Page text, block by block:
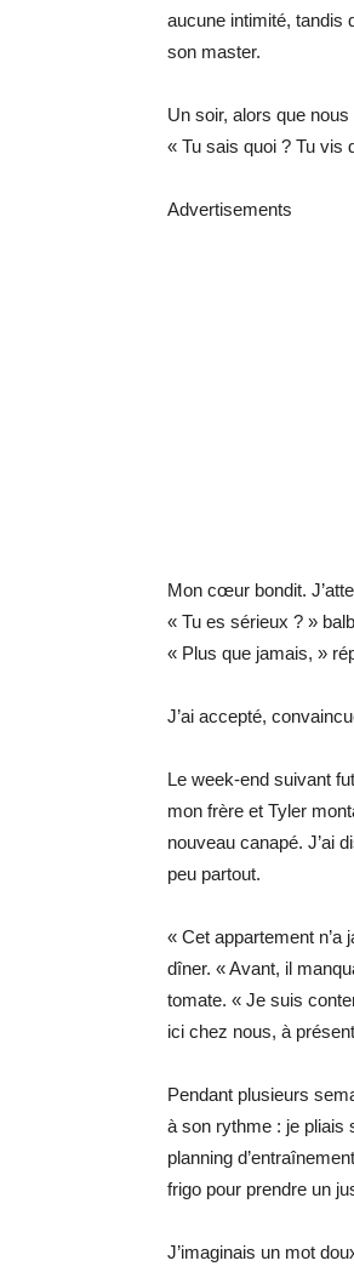
aucune intimité, tandis
son master.
Un soir, alors que
« Tu sais quoi ? Tu vis
Advertisements
Mon cœur bondit.
« Tu es sérieux ? »
« Plus que jamais, »
J’ai accepté,
Le week-end suivant
mon frère et Tyler
nouveau canapé. J’ai
peu partout.
« Cet appartement n’a
dîner. « Avant, il
tomate. « Je suis
ici chez nous, à
Pendant plusieurs
à son rythme : je pliais
planning
frigo pour prendre un
J’imaginais un mot